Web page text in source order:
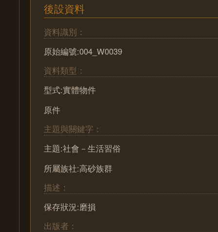
後設資料
資料識別：
原始編號:004_W0039
資料類型：
型式:實體物件
原件
主題與關鍵字：
主題:社會－生活習俗
所屬族社:高砂族群
描述：
保存狀況:磨損
出版者：